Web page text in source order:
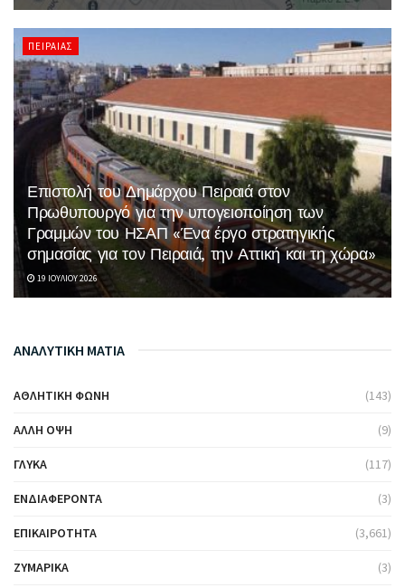
ΠΕΙΡΑΙΆΣ
Επιστολή του Δημάρχου Πειραιά στον
Πρωθυπουργό για την υπογειοποίηση των
Γραμμών του ΗΣΑΠ «Ένα έργο στρατηγικής
σημασίας για τον Πειραιά, την Αττική και τη χώρα»
19 ΙΟΥΛΊΟΥ 2026
ΑΝΑΛΥΤΙΚΗ ΜΑΤΙΑ
ΑΘΛΗΤΙΚΉ ΦΩΝΉ (143)
ΆΛΛΗ ΌΨΗ (9)
ΓΛΥΚΆ (117)
ΕΝΔΙΑΦΈΡΟΝΤΑ (3)
ΕΠΙΚΑΙΡΌΤΗΤΑ (3,661)
ΖΥΜΑΡΙΚΆ (3)